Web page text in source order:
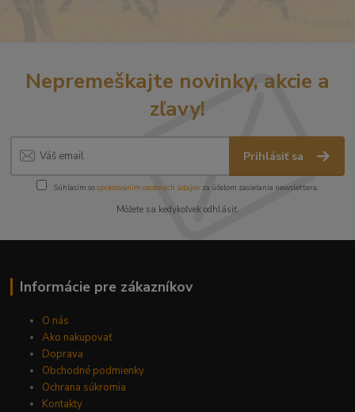
Nepremeškajte novinky, akcie a
zľavy!
Prihlásiť sa
Súhlasím sospracovaním osobných údajov za účelom zasielania newslettera.
Môžete sa kedykoľvek odhlásiť.
Informácie pre zákazníkov
O nás
Ako nakupovať
Doprava
Obchodné podmienky
Ochrana súkromia
Kontakty